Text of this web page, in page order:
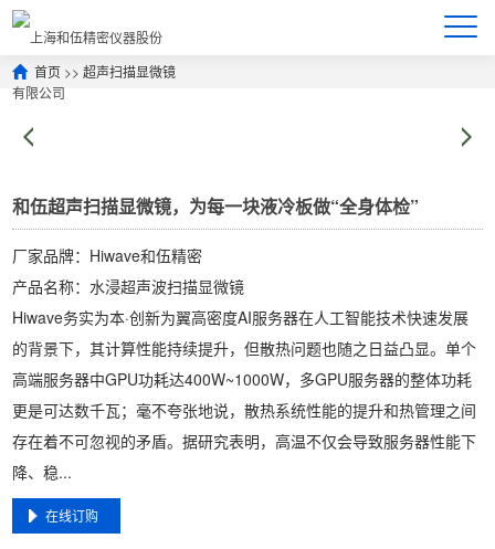
首页 >>超声扫描显微镜
和伍超声扫描显微镜，为每一块液冷板做“全身体检”
厂家品牌：Hiwave和伍精密
产品名称：水浸超声波扫描显微镜
Hiwave务实为本·创新为翼高密度AI服务器在人工智能技术快速发展
的背景下，其计算性能持续提升，但散热问题也随之日益凸显。单个
高端服务器中GPU功耗达400W~1000W，多GPU服务器的整体功耗
更是可达数千瓦；毫不夸张地说，散热系统性能的提升和热管理之间
存在着不可忽视的矛盾。据研究表明，高温不仅会导致服务器性能下
降、稳...
在线订购